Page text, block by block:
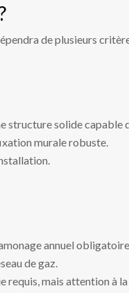
de plusieurs
structure solide capable
murale robuste.
annuel
de gaz.
requis, mais attention à